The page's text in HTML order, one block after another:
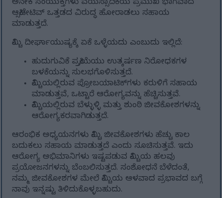
ಅನೇಕ ಸಂಯುಕ್ತಗಳು ವಯಸ್ಸಾದಿಕೆಯ ಪ್ರಮುಖ ಭಾಗವಾದ
ಆಕ್ಸಿಡೇಟಿವ್ ಒತ್ತಡದ ವಿರುದ್ಧ ಹೋರಾಡಲು ಸಹಾಯ
ಮಾಡುತ್ತದೆ.
ಕಿಮ್ಚಿ ದೀರ್ಘಾಯುಷ್ಯಕ್ಕೆ ಏಕೆ ಒಳ್ಳೆಯದು ಎಂಬುದು ಇಲ್ಲಿದೆ:
ಹುದುಗುವಿಕೆ ಪ್ರಕ್ರಿಯೆಯು ಉತ್ಕರ್ಷಣ ನಿರೋಧಕಗಳ
ಬಳಕೆಯನ್ನು ಸುಲಭಗೊಳಿಸುತ್ತದೆ.
ಕಿಮ್ಚಿಯಲ್ಲಿರುವ ಪ್ರೋಬಯಾಟಿಕ್‌ಗಳು ಕರುಳಿಗೆ ಸಹಾಯ
ಮಾಡುತ್ತವೆ, ಒಟ್ಟಾರೆ ಆರೋಗ್ಯವನ್ನು ಹೆಚ್ಚಿಸುತ್ತವೆ.
ಕಿಮ್ಚಿಯಲ್ಲಿರುವ ಬೆಳ್ಳುಳ್ಳಿ ಮತ್ತು ಶುಂಠಿ ಜೀವಕೋಶಗಳನ್ನು
ಆರೋಗ್ಯಕರವಾಗಿಡುತ್ತದೆ.
ಆರಂಭಿಕ ಅಧ್ಯಯನಗಳು ಕಿಮ್ಚಿ ಜೀವಕೋಶಗಳು ಹೆಚ್ಚು ಕಾಲ
ಬದುಕಲು ಸಹಾಯ ಮಾಡುತ್ತದೆ ಎಂದು ಸೂಚಿಸುತ್ತವೆ. ಇದು
ಆರೋಗ್ಯ ಅಭಿಮಾನಿಗಳು ಇಷ್ಟಪಡುವ ಕಿಮ್ಚಿಯ ಹಲವು
ಪ್ರಯೋಜನಗಳನ್ನು ಬೆಂಬಲಿಸುತ್ತದೆ. ಸಂಶೋಧನೆ ಬೆಳೆದಂತೆ,
ನಮ್ಮ ಜೀವಕೋಶಗಳ ಮೇಲೆ ಕಿಮ್ಚಿಯ ಆಳವಾದ ಪ್ರಭಾವದ ಬಗ್ಗೆ
ನಾವು ಇನ್ನಷ್ಟು ತಿಳಿದುಕೊಳ್ಳಬಹುದು.